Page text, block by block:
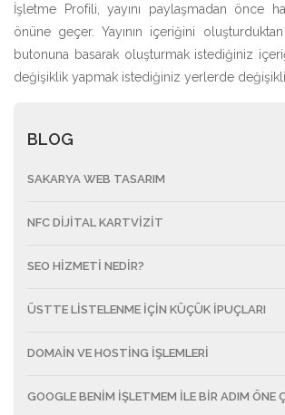
İşletme Profili, yayını paylaşmadan önce
önüne geçer. Yayının içeriğini
butonuna basarak oluşturmak istediğiniz
değişiklik yapmak istediğiniz yerlerde
BLOG
SAKARYA WEB TASARIM
NFC DIJITAL KARTVIZIT
SEO HİZMETİ NEDİR?
ÜSTTE LISTELENME IÇIN KÜÇÜK IPUÇLARI
DOMAIN VE HOSTING İŞLEMLERI
GOOGLE BENIM İŞLETMEM ILE BIR ADIM ÖNE